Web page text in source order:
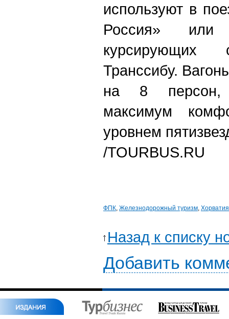
используют в
Россия» или
Транссибу.
на 8 персон,
максимум
уровнем
/TOURBUS.RU
ФПК, Железнодорожный туризм, Хорватия
Назад к списку
Добавить